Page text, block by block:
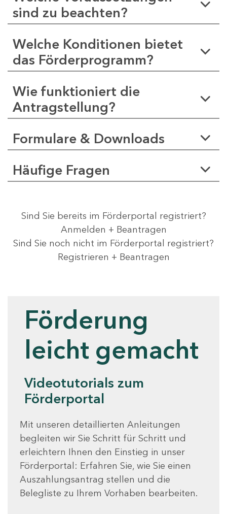
sind zu beachten?
Welche Konditionen bietet
das Förderprogramm?
Wie funktioniert die
Antragstellung?
Formulare & Downloads
Häufige Fragen
Sind Sie bereits im Förderportal registriert?
Anmelden + Beantragen
Sind Sie noch nicht im Förderportal registriert?
Registrieren + Beantragen
Förderung
leicht gemacht
Videotutorials zum
Förderportal
Mit unseren detaillierten Anleitungen
begleiten wir Sie Schritt für Schritt und
erleichtern Ihnen den Einstieg in unser
Förderportal: Erfahren Sie, wie Sie einen
Auszahlungsantrag stellen und die
Belegliste zu Ihrem Vorhaben bearbeiten.